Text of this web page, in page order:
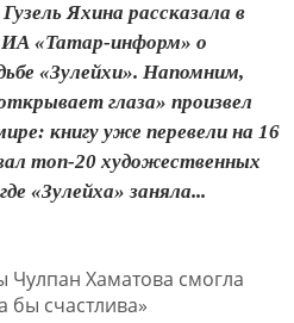
Яхина рассказала в
ИА «Татар-информ» о
«Зулейхи». Напомним,
глаза» произвел
книгу уже перевели на 16
топ-20 художественных
«Зулейха» заняла...